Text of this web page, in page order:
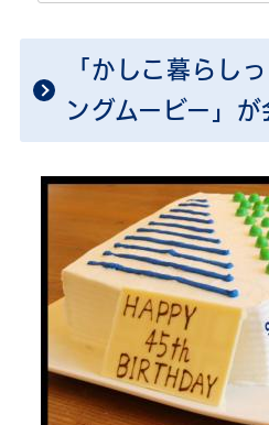
「かしこ暮らし
ングムービー」